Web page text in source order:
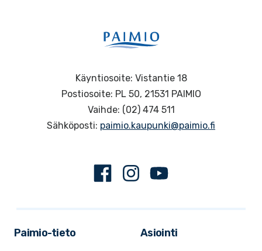
Käyntiosoite: Vistantie 18
Postiosoite: PL 50, 21531 PAIMIO
Vaihde: (02) 474 511
Sähköposti: paimio.kaupunki@paimio.fi
FacebookInstagram
Paimio-tieto Asiointi